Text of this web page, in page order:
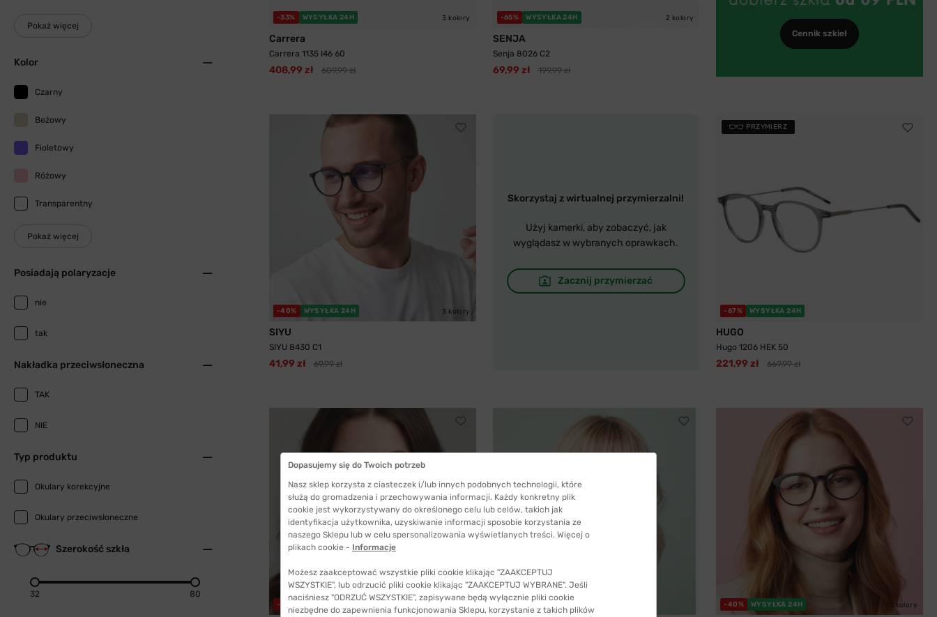
Pokaż więcej
Kolor
Czarny
Beżowy
Fioletowy
Różowy
Transparentny
Pokaż więcej
Posiadają polaryzacje
nie
tak
Nakładka przeciwsłoneczna
TAK
NIE
Typ produktu
Okulary korekcyjne
Okulary przeciwsłoneczne
Szerokość szkła
32 80
-33% WYSYŁKA 24H 3 kolory
Carrera
Carrera 1135 I46 60
408,99 zł 609,99 zł
-65% WYSYŁKA 24H 2 kolory
SENJA
Senja 8026 C2
69,99 zł 199,99 zł
Cennik szkieł
-40% WYSYŁKA 24H 3 kolory
SIYU
SIYU 8430 C1
41,99 zł 69,99 zł
Skorzystaj z wirtualnej przymierzalni!
Użyj kamerki, aby zobaczyć, jak
wyglądasz w wybranych oprawkach.
Zacznij przymierzać
PRZYMIERZ
-67% WYSYŁKA 24H
HUGO
Hugo 1206 HEK 50
221,99 zł 669,99 zł
-55% -40% WYSYŁKA 24H -40% WYSYŁKA 24H 2 kolory
Dopasujemy się do Twoich potrzeb
Nasz sklep korzysta z ciasteczek i/lub innych podobnych technologii, które
służą do gromadzenia i przechowywania informacji. Każdy konkretny plik
cookie jest wykorzystywany do określonego celu lub celów, takich jak
identyfikacja użytkownika, uzyskiwanie informacji sposobie korzystania ze
naszego Sklepu lub w celu spersonalizowania wyświetlanych treści. Więcej o
plikach cookie - Informacje
Możesz zaakceptować wszystkie pliki cookie klikając "ZAAKCEPTUJ
WSZYSTKIE", lub odrzucić pliki cookie klikając "ZAAKCEPTUJ WYBRANE". Jeśli
naciśniesz "ODRZUĆ WSZYSTKIE", zapisywane będą wyłącznie pliki cookie
niezbędne do zapewnienia funkcjonowania Sklepu, korzystanie z takich plików